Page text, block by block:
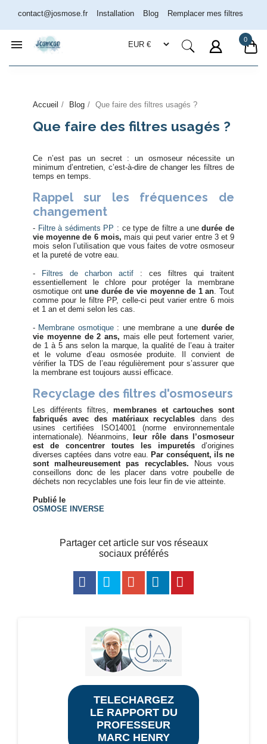
contact@josmose.fr Installation Blog Remplacer mes filtres
 0
Accueil Blog Que faire des filtres usagés ?
Que faire des filtres usagés ?
Ce n’est pas un secret : un osmoseur nécessite un
minimum d’entretien, c’est-à-dire de changer les filtres de
temps en temps.
Rappel sur les fréquences de
changement
- Filtre à sédiments PP : ce type de filtre a unedurée de
vie moyenne de 6 mois, mais qui peut varier entre 3 et 9
mois selon l’utilisation que vous faites de votre osmoseur
et la pureté de votre eau.
- Filtres de charbon actif : ces filtres qui traitent
essentiellement le chlore pour protéger la membrane
osmotique ontune durée de vie moyenne de 1 an. Tout
comme pour le filtre PP, celle-ci peut varier entre 6 mois
et 1 an et demi selon les cas.
- Membrane osmotique: une membrane a une durée de
vie moyenne de 2 ans, mais elle peut fortement varier,
de 1 à 5 ans selon la marque, la qualité de l’eau à traiter
et le volume d’eau osmosée produite. Il convient de
vérifier la TDS de l’eau régulièrement pour s’assurer que
la membrane est toujours aussi efficace.
Recyclage des filtres d'osmoseurs
Les différents filtres, membranes et cartouches sont
fabriqués avec des matériaux recyclables dans des
usines certifiées ISO14001 (norme environnementale
internationale). Néanmoins,
leur rôle dans l’osmoseur
est de concentrer toutes les impuretés d’origines
diverses captées dans votre eau. Par conséquent, ils ne
sont malheureusement pas recyclables. Nous vous
conseillons donc de les placer dans votre poubelle de
déchets non recyclables une fois leur fin de vie atteinte.
Publié le
OSMOSE INVERSE
Partager cet article sur vos réseaux
sociaux préférés
TELECHARGEZ
LE RAPPORT DU
PROFESSEUR
MARC HENRY